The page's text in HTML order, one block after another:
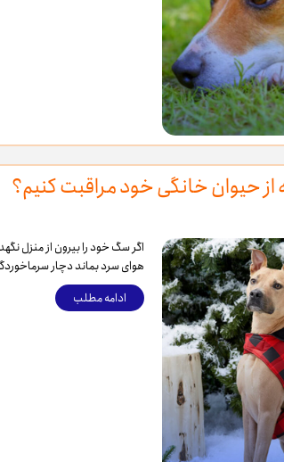
حیوان خانگی خود مراقبت کنیم؟
اگر سگ خود را بیرون از منزل
هوای سرد بماند دچار
ادامه مطلب